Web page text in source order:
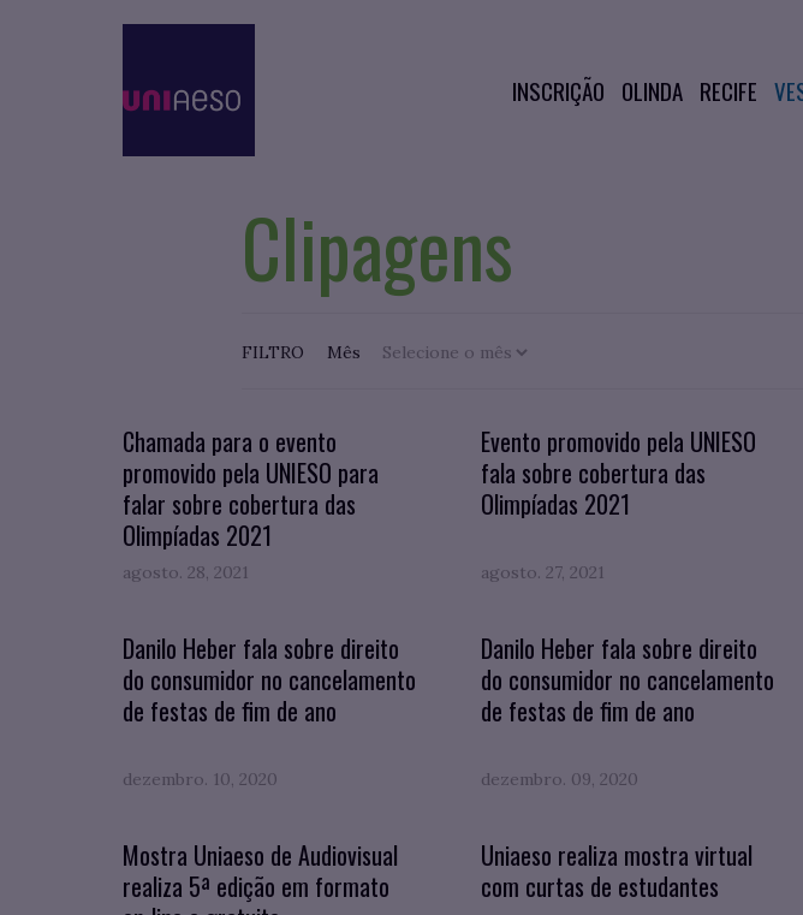
INSCRIÇÃO OLINDA RECIFE
Clipagens
FILTRO Mês
Chamada para o evento
promovido pela UNIESO para
falar sobre cobertura das
Olimpíadas 2021
agosto. 28, 2021
Evento promovido pela UNIESO
fala sobre cobertura das
Olimpíadas 2021
agosto. 27, 2021
Danilo Heber fala sobre direito
do consumidor no cancelamento
de festas de fim de ano
dezembro. 10, 2020
Danilo Heber fala sobre direito
do consumidor no cancelamento
de festas de fim de ano
dezembro. 09, 2020
Mostra Uniaeso de Audiovisual
realiza 5ª edição em formato
Uniaeso realiza mostra virtual
com curtas de estudantes